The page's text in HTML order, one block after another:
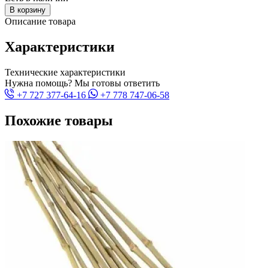
В корзину
Описание товара
Характеристики
Технические характеристики
Нужна помощь? Мы готовы ответить
+7 727 377-64-16
+7 778 747-06-58
Похожие товары